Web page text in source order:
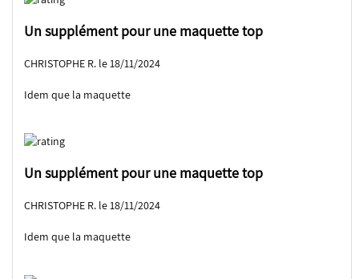
Un supplément pour une maquette top
CHRISTOPHE R. le 18/11/2024
Idem que la maquette
Un supplément pour une maquette top
CHRISTOPHE R. le 18/11/2024
Idem que la maquette